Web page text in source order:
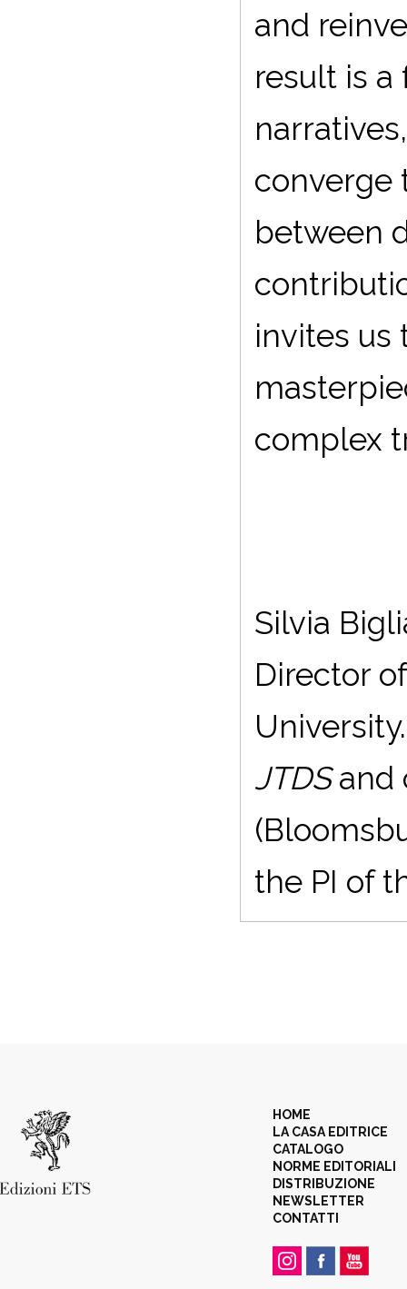
and
result is
converge
between
invites us
complex
Silvia
Director
JTDSand
the PI of
HOME
LA CASA EDITRICE
CATALOGO
NORME EDITORIALI
DISTRIBUZIONE
NEWSLETTER
CONTATTI